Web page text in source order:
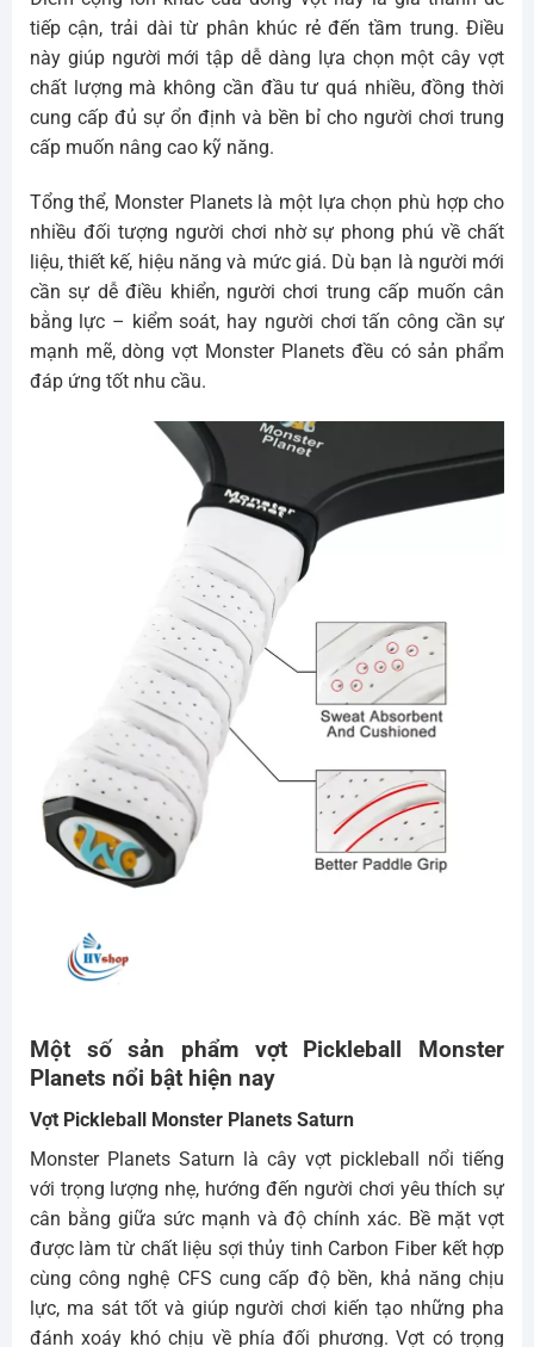
tiếp cận, trải dài từ phân khúc rẻ đến tầm trung. Điều
này giúp người mới tập dễ dàng lựa chọn một cây vợt
chất lượng mà không cần đầu tư quá nhiều, đồng thời
cung cấp đủ sự ổn định và bền bỉ cho người chơi trung
cấp muốn nâng cao kỹ năng.
Tổng thể, Monster Planets là một lựa chọn phù hợp cho
nhiều đối tượng người chơi nhờ sự phong phú về chất
liệu, thiết kế, hiệu năng và mức giá. Dù bạn là người mới
cần sự dễ điều khiển, người chơi trung cấp muốn cân
bằng lực – kiểm soát, hay người chơi tấn công cần sự
mạnh mẽ, dòng vợt Monster Planets đều có sản phẩm
đáp ứng tốt nhu cầu.
Một số sản phẩm vợt Pickleball Monster
Planets nổi bật hiện nay
Vợt Pickleball Monster Planets Saturn
Monster Planets Saturn là cây vợt pickleball nổi tiếng
với trọng lượng nhẹ, hướng đến người chơi yêu thích sự
cân bằng giữa sức mạnh và độ chính xác. Bề mặt vợt
được làm từ chất liệu sợi thủy tinh Carbon Fiber kết hợp
cùng công nghệ CFS cung cấp độ bền, khả năng chịu
lực, ma sát tốt và giúp người chơi kiến tạo những pha
đánh xoáy khó chịu về phía đối phương. Vợt có trọng